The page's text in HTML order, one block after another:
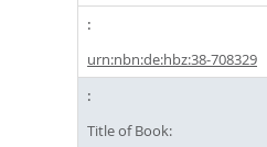
urn:nbn:de:hbz:38-708329
Title of Book: